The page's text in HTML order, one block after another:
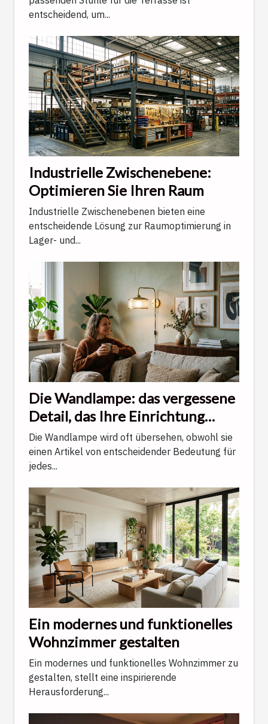
entscheidend, um...
Industrielle Zwischenebene:
Optimieren Sie Ihren Raum
Industrielle Zwischenebenen bieten eine
entscheidende Lösung zur Raumoptimierung in
Lager- und...
Die Wandlampe: das vergessene
Detail, das Ihre Einrichtung
veredelt
Die Wandlampe wird oft übersehen, obwohl sie
einen Artikel von entscheidender Bedeutung für
jedes...
Ein modernes und funktionelles
Wohnzimmer gestalten
Ein modernes und funktionelles Wohnzimmer zu
gestalten, stellt eine inspirierende
Herausforderung...